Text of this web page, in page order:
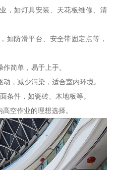
，如灯具安装、天花板维修、清
如防滑平台、安全带固定点等，
简单，易于上手。
，减少污染，适合室内环境。
条件，如瓷砖、木地板等。
空作业的理想选择。